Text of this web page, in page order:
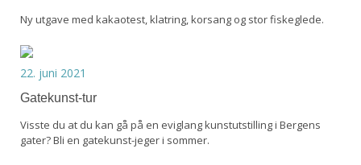
Ny utgave med kakaotest, klatring, korsang og stor fiskeglede.
22. juni 2021
Gatekunst-tur
Visste du at du kan gå på en eviglang kunstutstilling i Bergens
gater? Bli en gatekunst-jeger i sommer.